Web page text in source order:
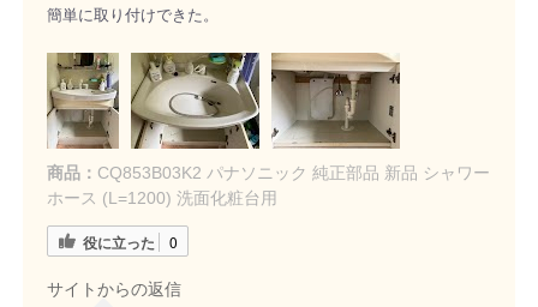
簡単に取り付けできた。
商品： CQ853B03K2 パナソニック 純正部品 新品 シャワー
ホース (L=1200) 洗面化粧台用
役に立った 0
サイトからの返信